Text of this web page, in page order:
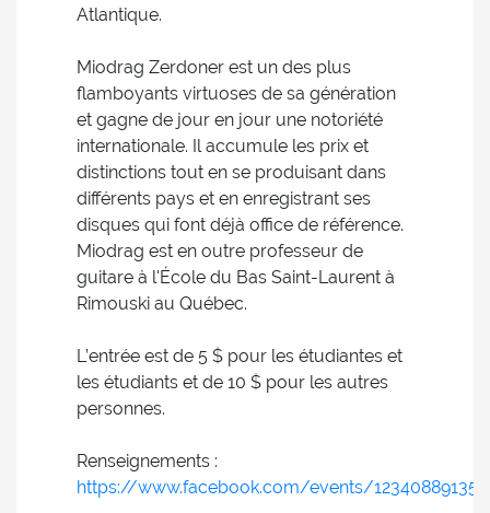
Atlantique.
Miodrag Zerdoner est un des plus
flamboyants virtuoses de sa génération
et gagne de jour en jour une notoriété
internationale. Il accumule les prix et
distinctions tout en se produisant dans
différents pays et en enregistrant ses
disques qui font déjà office de référence.
Miodrag est en outre professeur de
guitare à l'École du Bas Saint-Laurent à
Rimouski au Québec.
L’entrée est de 5 $ pour les étudiantes et
les étudiants et de 10 $ pour les autres
personnes.
Renseignements :
https://www.facebook.com/events/